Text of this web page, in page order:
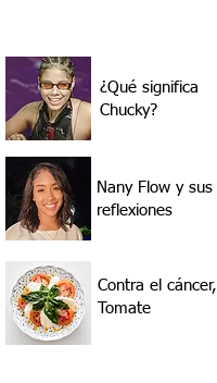
¿Qué significa
Chucky?
Nany Flow y sus
reflexiones
Contra el cáncer,
Tomate